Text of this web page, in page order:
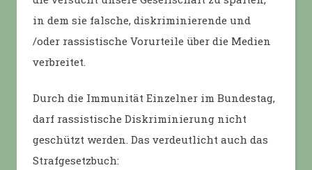
in dem sie falsche, diskriminierende und
/oder rassistische Vorurteile über die Medien
verbreitet.
Durch die Immunität Einzelner im Bundestag,
darf rassistische Diskriminierung nicht
geschützt werden. Das verdeutlicht auch das
Strafgesetzbuch: